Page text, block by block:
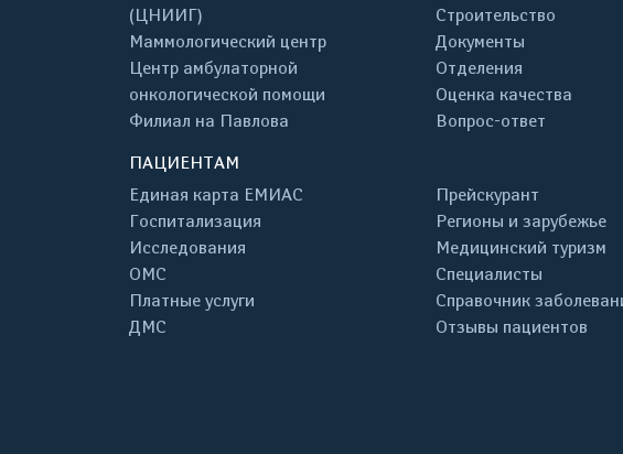
(ЦНИИГ)
Маммологический центр
Центр амбулаторной
онкологической помощи
Филиал на Павлова
Строительство
Документы
Отделения
Оценка качества
Вопрос-ответ
ПАЦИЕНТАМ
Единая карта ЕМИАС
Госпитализация
Исследования
ОМС
Платные услуги
ДМС
Прейскурант
Регионы и зарубежье
Медицинский туризм
Специалисты
Справочник
Отзывы пациентов